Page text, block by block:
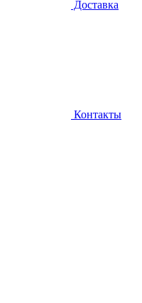
Доставка
Контакты